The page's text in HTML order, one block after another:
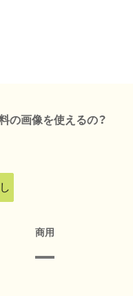
の画像を使えるの？
商用